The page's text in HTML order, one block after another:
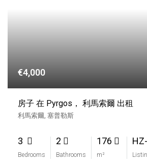
€4,000
房子 在 Pyrgos， 利馬索爾 出租
利馬索爾, 塞普勒斯
3
Bedrooms
2
Bathrooms
176
m²